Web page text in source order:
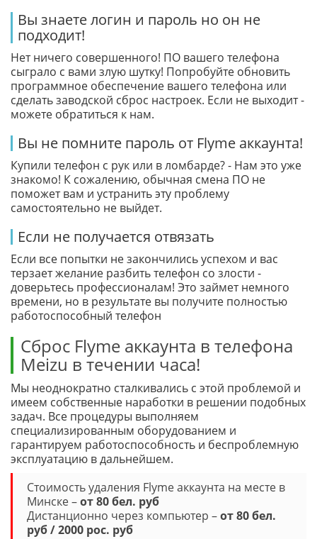
Вы знаете логин и пароль но он не
подходит!
Нет ничего совершенного! ПО вашего телефона
сыграло с вами злую шутку! Попробуйте обновить
программное обеспечение вашего телефона или
сделать заводской сброс настроек. Если не выходит -
можете обратиться к нам.
Вы не помните пароль от Flyme аккаунта!
Купили телефон с рук или в ломбарде? - Нам это уже
знакомо! К сожалению, обычная смена ПО не
поможет вам и устранить эту проблему
самостоятельно не выйдет.
Если не получается отвязать
Если все попытки не закончились успехом и вас
терзает желание разбить телефон со злости -
доверьтесь профессионалам! Это займет немного
времени, но в результате вы получите полностью
работоспособный телефон
Сброс Flyme аккаунта в телефона
Meizu в течении часа!
Мы неоднократно сталкивались с этой проблемой и
имеем собственные наработки в решении подобных
задач. Все процедуры выполняем
специализированным оборудованием и
гарантируем работоспособность и беспроблемную
эксплуатацию в дальнейшем.
Стоимость удаления Flyme аккаунта на месте в
Минске –от 80 бел. руб
Дистанционно через компьютер –от 80 бел.
руб / 2000 рос. руб